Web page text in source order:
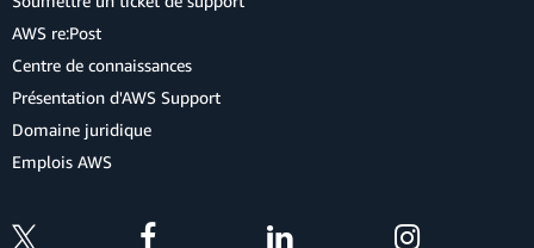
AWS re:Post
Centre de connaissances
Présentation d'AWS Support
Domaine juridique
Emplois AWS